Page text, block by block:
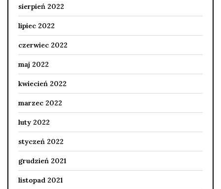
sierpień 2022
lipiec 2022
czerwiec 2022
maj 2022
kwiecień 2022
marzec 2022
luty 2022
styczeń 2022
grudzień 2021
listopad 2021